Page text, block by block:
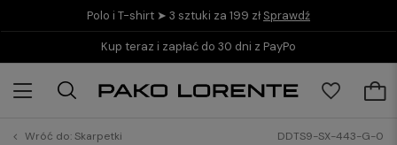
Polo i T-shirt ➤ 3 sztuki za 199 zł Sprawdź
Kup teraz i zapłać do 30 dni z PayPo
Wróć do:Skarpetki DDTS9-SX-443-G-0